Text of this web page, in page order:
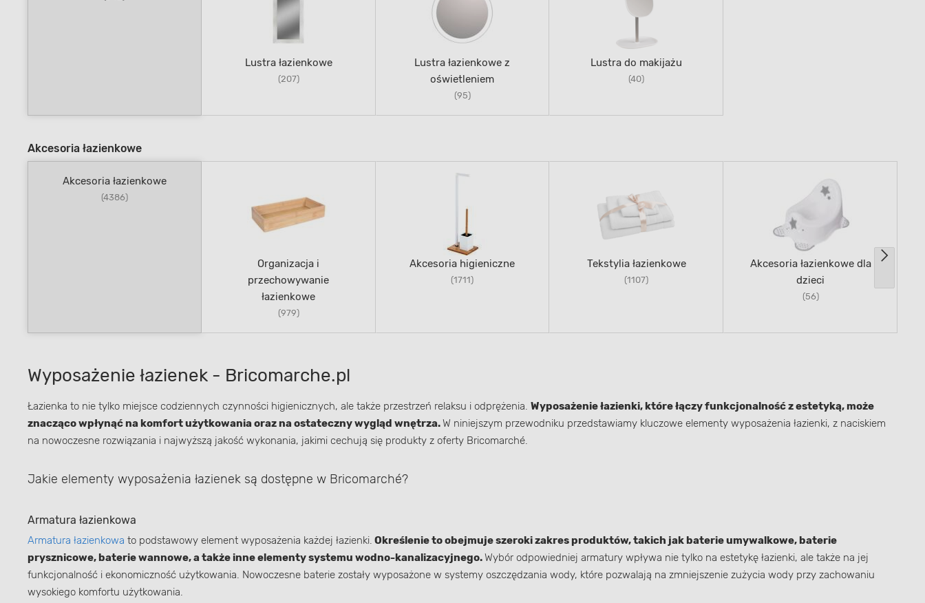
Lustra łazienkowe
(207)
Lustra łazienkowe z
oświetleniem
(95)
Lustra do makijażu
(40)
Akcesoria łazienkowe
Akcesoria łazienkowe
(4386)
Organizacja i
przechowywanie
łazienkowe
(979)
Akcesoria higieniczne
(1711)
Tekstylia łazienkowe
(1107)
Akcesoria łazienkowe dla
dzieci
(56)
Wyposażenie łazienek - Bricomarche.pl
Łazienka to nie tylko miejsce codziennych czynności higienicznych, ale także przestrzeń relaksu i odprężenia. Wyposażenie łazienki, które łączy funkcjonalność z estetyką, może
znacząco wpłynąć na komfort użytkowania oraz na ostateczny wygląd wnętrza.W niniejszym przewodniku przedstawiamy kluczowe elementy wyposażenia łazienki, z naciskiem
na nowoczesne rozwiązania i najwyższą jakość wykonania, jakimi cechują się produkty z oferty Bricomarché.
Jakie elementy wyposażenia łazienek są dostępne w Bricomarché?
Armatura łazienkowa
Armatura łazienkowa to podstawowy element wyposażenia każdej łazienki. Określenie to obejmuje szeroki zakres produktów, takich jak baterie umywalkowe, baterie
prysznicowe, baterie wannowe, a także inne elementy systemu wodno-kanalizacyjnego.Wybór odpowiedniej armatury wpływa nie tylko na estetykę łazienki, ale także na jej
funkcjonalność i ekonomiczność użytkowania. Nowoczesne baterie zostały wyposażone w systemy oszczędzania wody, które pozwalają na zmniejszenie zużycia wody przy zachowaniu
wysokiego komfortu użytkowania.